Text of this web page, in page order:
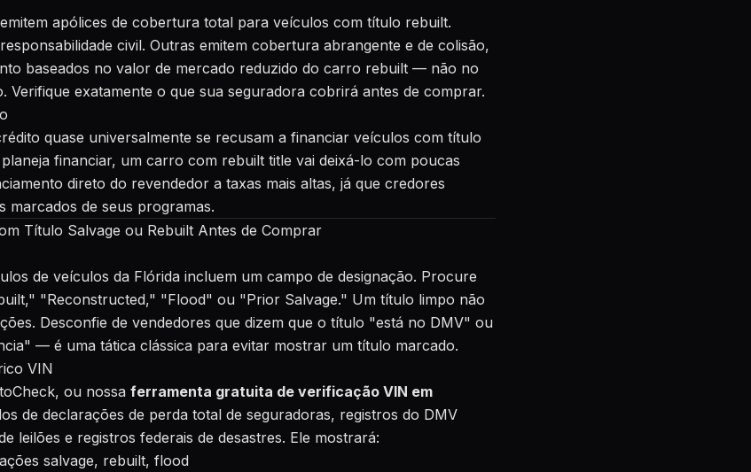
apólices de cobertura total para veículos com título rebuilt.
civil. Outras emitem cobertura abrangente e de colisão,
baseados no valor de mercado reduzido do carro rebuilt — não no
Verifique exatamente o que sua seguradora cobrirá antes de comprar.
quase universalmente se recusam a financiar veículos com título
financiar, um carro com rebuilt title vai deixá-lo com poucas
direto do revendedor a taxas mais altas, já que credores
marcados de seus programas.
Título Salvage ou Rebuilt Antes de Comprar
de veículos da Flórida incluem um campo de designação. Procure
"Reconstructed," "Flood" ou "Prior Salvage." Um título limpo não
Desconfie de vendedores que dizem que o título "está no DMV" ou
— é uma tática clássica para evitar mostrar um título marcado.
VIN
ou nossa ferramenta gratuita de verificação VIN em
de declarações de perda total de seguradoras, registros do DMV
leilões e registros federais de desastres. Ele mostrará:
salvage, rebuilt, flood